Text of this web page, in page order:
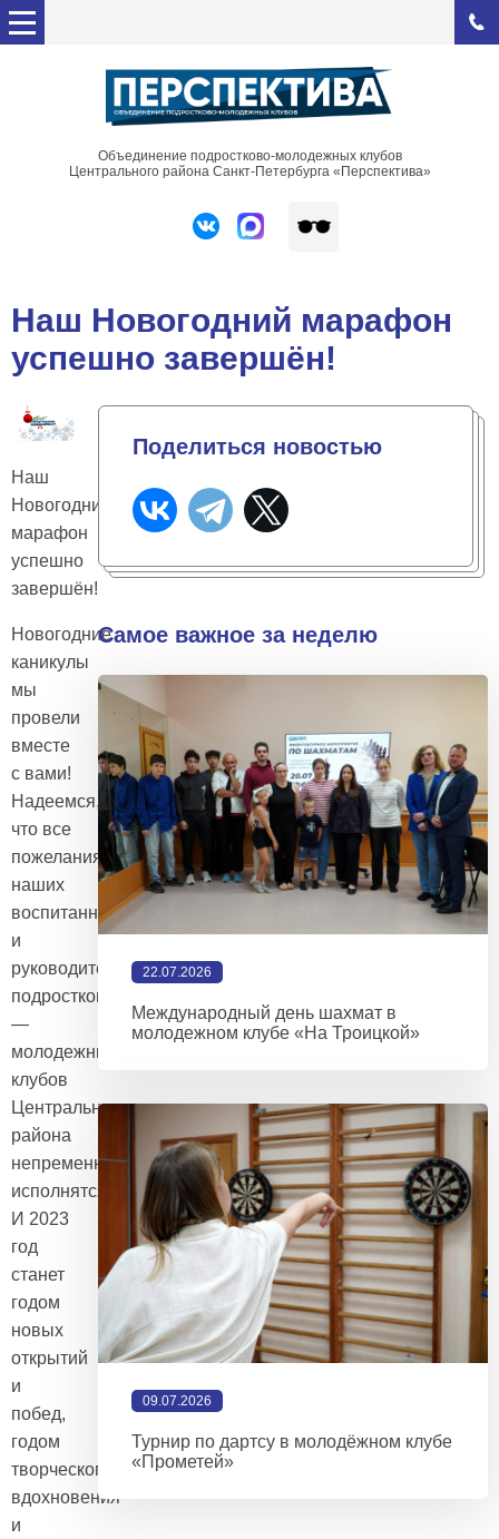
Объединение подростково-молодежных клубов
Центрального района Санкт-Петербурга «Перспектива»
Наш Новогодний марафон
успешно завершён!
Наш
Новогодний
марафон
успешно
завершён!
Новогодние
каникулы
мы
провели
вместе
с вами!
Надеемся,
что все
пожелания
наших
воспитанников
и
руководителей
подростково
—
молодежных
клубов
Центрального
района
непременно
исполнятся!
И 2023
год
станет
годом
новых
открытий
и
побед,
годом
творческого
вдохновения
и
Поделиться новостью
Самое важное за неделю
22.07.2026
Международный день шахмат в
молодежном клубе «На Троицкой»
09.07.2026
Турнир по дартсу в молодёжном клубе
«Прометей»